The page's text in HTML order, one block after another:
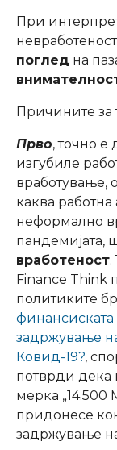
При
поглед на
Причините за
Прво, точно е
изгубиле
вработување,
каква
неформално
пандемијата,
вработеност.
Finance Think
политиките
задржување
Ковид-19?,
потврди дека
мерка „14.500
придонесе
задржување